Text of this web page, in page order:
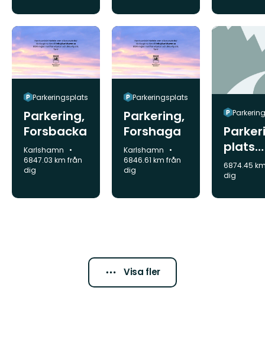
Parkeringsplats
Parkering,
Forsbacka
Kommun:
Karlshamn
6847.03 km från
dig
Parkeringsplats
Parkering,
Forshaga
Kommun:
Karlshamn
6846.61 km från
dig
plats
6874.45
dig
Visa fler